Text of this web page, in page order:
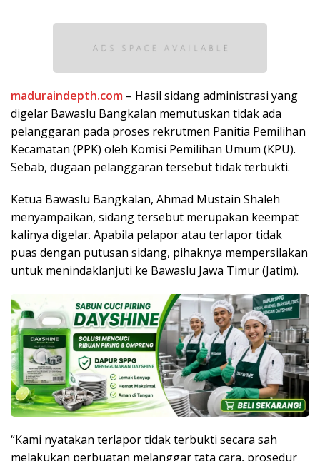
maduraindepth.com – Hasil sidang administrasi yang
digelar Bawaslu Bangkalan memutuskan tidak ada
pelanggaran pada proses rekrutmen Panitia Pemilihan
Kecamatan (PPK) oleh Komisi Pemilihan Umum (KPU).
Sebab, dugaan pelanggaran tersebut tidak terbukti.
Ketua Bawaslu Bangkalan, Ahmad Mustain Shaleh
menyampaikan, sidang tersebut merupakan keempat
kalinya digelar. Apabila pelapor atau terlapor tidak
puas dengan putusan sidang, pihaknya mempersilakan
untuk menindaklanjuti ke Bawaslu Jawa Timur (Jatim).
“Kami nyatakan terlapor tidak terbukti secara sah
melakukan perbuatan melanggar tata cara, prosedur